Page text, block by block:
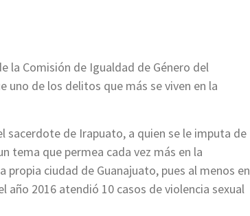
la Comisión de Igualdad de Género del
uno de los delitos que más se viven en la
sacerdote de Irapuato, a quien se le imputa de
tema que permea cada vez más en la
propia ciudad de Guanajuato, pues al menos en
2016 atendió 10 casos de violencia sexual